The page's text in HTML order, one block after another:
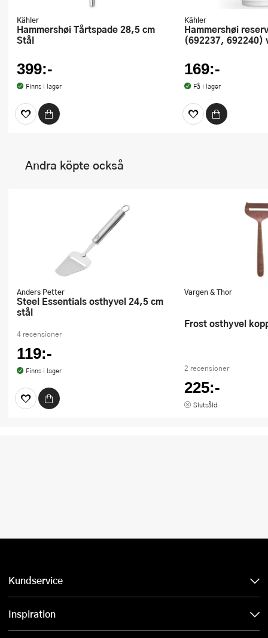
Kähler
Hammershøi Tårtspade 28,5 cm
Stål
399:-
Finns i lager
Kähler
Hammershøi reservdel kvarntopp
(692237, 692240)
169:-
Få i lager
Andra köpte också
Anders Petter
Steel Essentials osthyvel 24,5 cm
stål
4 recensioner
119:-
Finns i lager
Vargen & Thor
Frost osthyvel
2 recensioner
225:-
Slutsåld
Kundservice
Inspiration